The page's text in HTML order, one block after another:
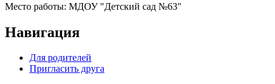
Место работы: МДОУ "Детский сад №63"
Навигация
Для родителей
Пригласить друга